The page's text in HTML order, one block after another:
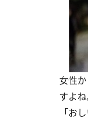
女性
すよ
「お